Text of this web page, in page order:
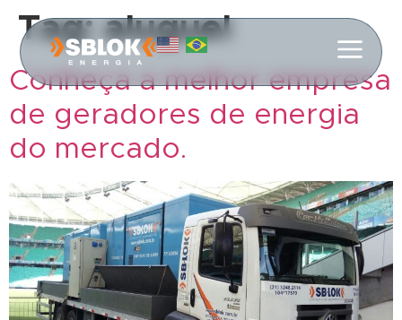
Tag:aluguel
Conheça a melhor empresa
de geradores de energia
do mercado.